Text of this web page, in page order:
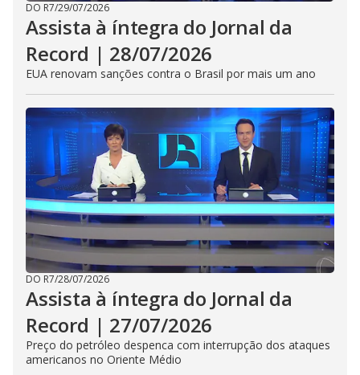
DO R7/29/07/2026
Assista à íntegra do Jornal da
Record | 28/07/2026
EUA renovam sanções contra o Brasil por mais um ano
DO R7/28/07/2026
Assista à íntegra do Jornal da
Record | 27/07/2026
Preço do petróleo despenca com interrupção dos ataques
americanos no Oriente Médio